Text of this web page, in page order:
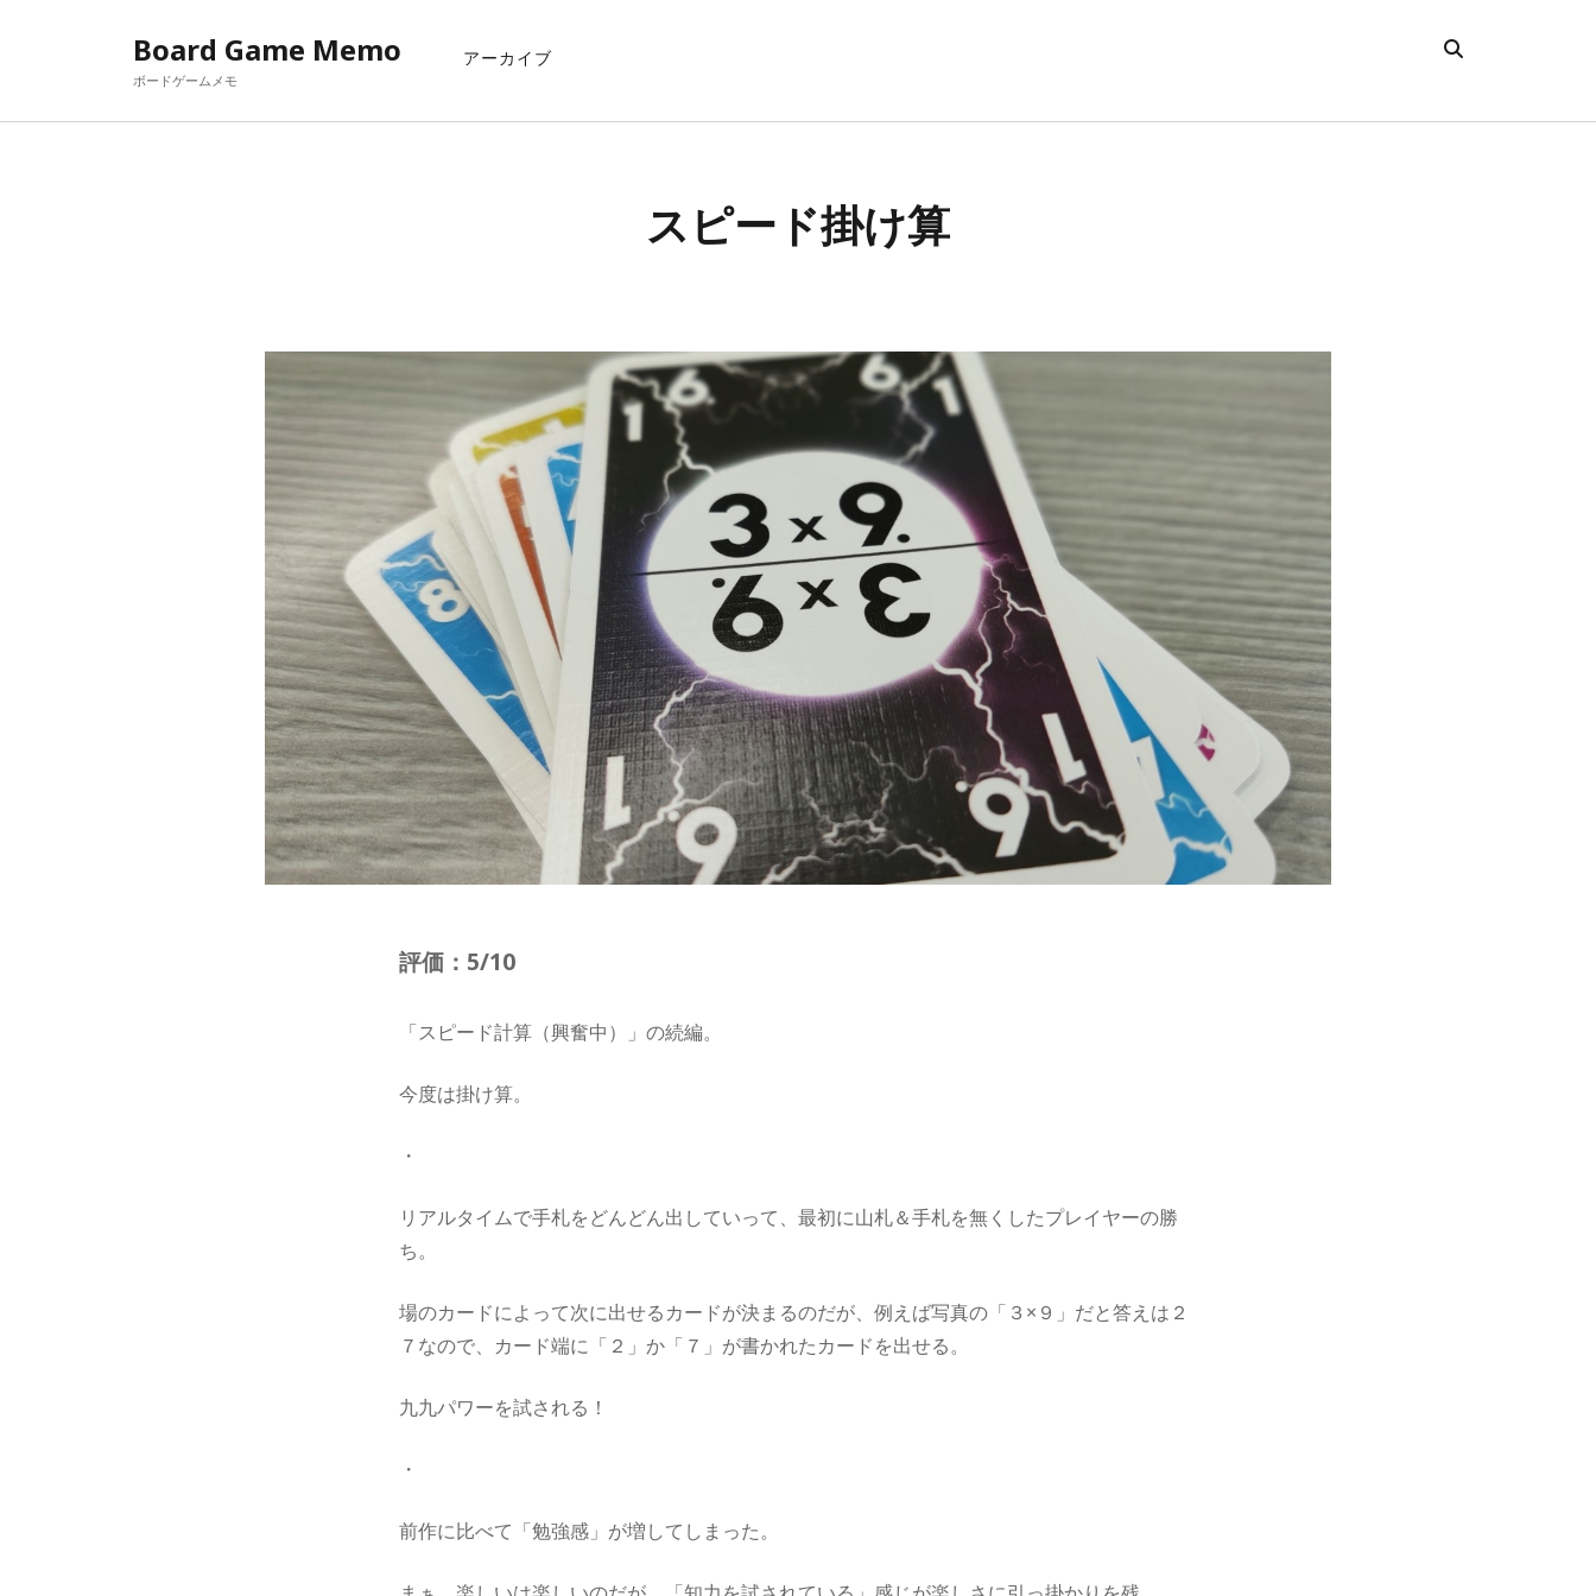
Board Game Memo
ボードゲームメモ
アーカイブ
スピード掛け算
評価：5/10
「スピード計算（興奮中）」の続編。
今度は掛け算。
・
リアルタイムで手札をどんどん出していって、最初に山札＆手札を無くしたプレイヤーの勝
ち。
場のカードによって次に出せるカードが決まるのだが、例えば写真の「３×９」だと答えは２
７なので、カード端に「２」か「７」が書かれたカードを出せる。
九九パワーを試される！
・
前作に比べて「勉強感」が増してしまった。